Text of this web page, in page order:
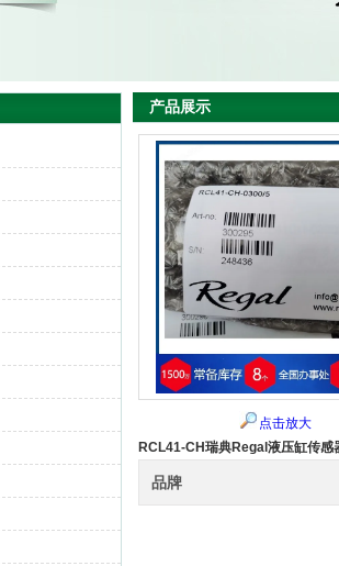
产品展示
点击放大
RCL41-CH瑞典Regal液压缸传感
品牌